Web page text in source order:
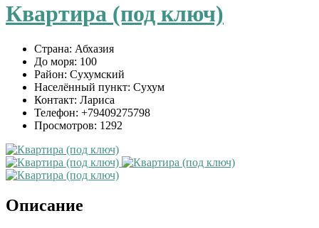
Квартира (под ключ)
Страна: Абхазия
До моря: 100
Район: Сухумский
Населённый пункт: Сухум
Контакт: Лариса
Телефон: +79409275798
Просмотров: 1292
Описание